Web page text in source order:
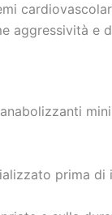
aggressività e
prima di